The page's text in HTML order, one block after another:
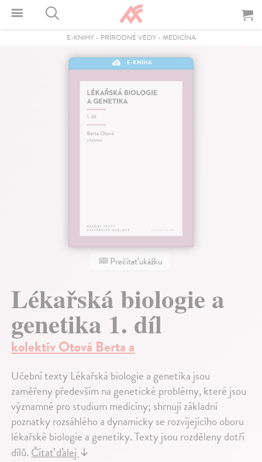
E-KNIHY- PRÍRODNÉ VEDY- MEDICÍNA
E-KNIHA
Prečítať ukážku
Lékařská biologie a
genetika 1. díl
kolektív Otová Berta a
Učební texty Lékařská biologie a genetika jsou
zaměřeny především na genetické problémy, které jsou
významné pro studium medicíny; shrnují základní
poznatky rozsáhlého a dynamicky se rozvíjejícího oboru
lékařské biologie a genetiky. Texty jsou rozděleny dotří
dílů.Čítať ďalej↓